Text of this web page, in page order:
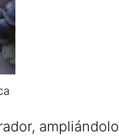
ampliándolo